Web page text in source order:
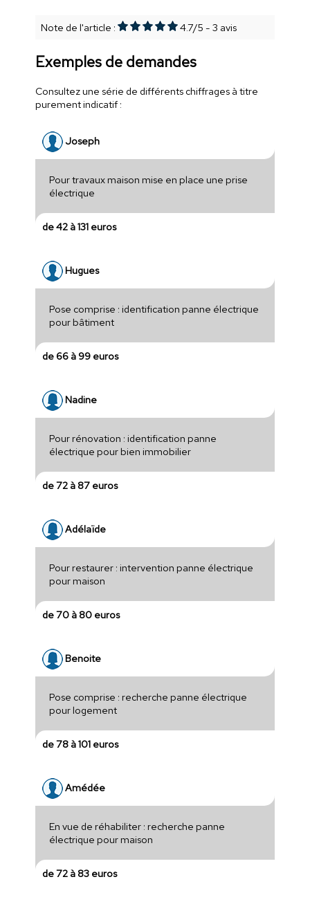
Note de l'article : 4.7/5 - 3 avis
Exemples de demandes
Consultez une série de différents chiffrages à titre
purement indicatif :
Joseph
Pour travaux maison mise en place une prise
électrique
de 42 à 131 euros
Hugues
Pose comprise : identification panne électrique
pour bâtiment
de 66 à 99 euros
Nadine
Pour rénovation : identification panne
électrique pour bien immobilier
de 72 à 87 euros
Adélaïde
Pour restaurer : intervention panne électrique
pour maison
de 70 à 80 euros
Benoite
Pose comprise : recherche panne électrique
pour logement
de 78 à 101 euros
Amédée
En vue de réhabiliter : recherche panne
électrique pour maison
de 72 à 83 euros